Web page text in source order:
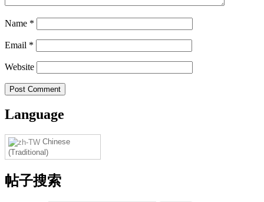
Name *
Email *
Website
Language
Chinese
(Traditional)
帖子搜索